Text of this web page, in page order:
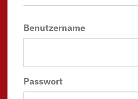
Benutzername
Passwort